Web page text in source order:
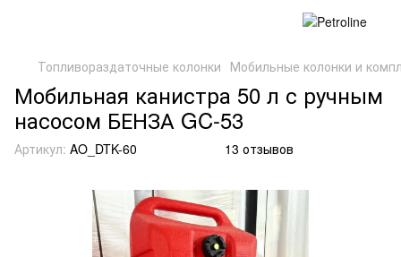
Топливораздаточные колонки Мобильные колонки и
Мобильная канистра 50 л с ручным
насосом БЕНЗА GC-53
Артикул: AO_DTK-60 13 отзывов